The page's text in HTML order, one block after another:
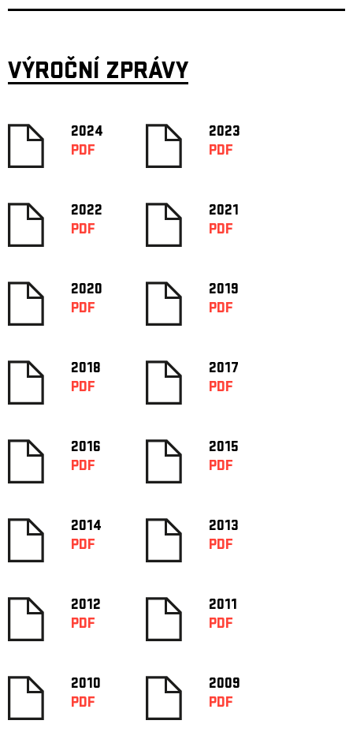
VÝROČNÍ ZPRÁVY
2024
PDF
2023
PDF
2022
PDF
2021
PDF
2020
PDF
2019
PDF
2018
PDF
2017
PDF
2016
PDF
2015
PDF
2014
PDF
2013
PDF
2012
PDF
2011
PDF
2010
PDF
2009
PDF